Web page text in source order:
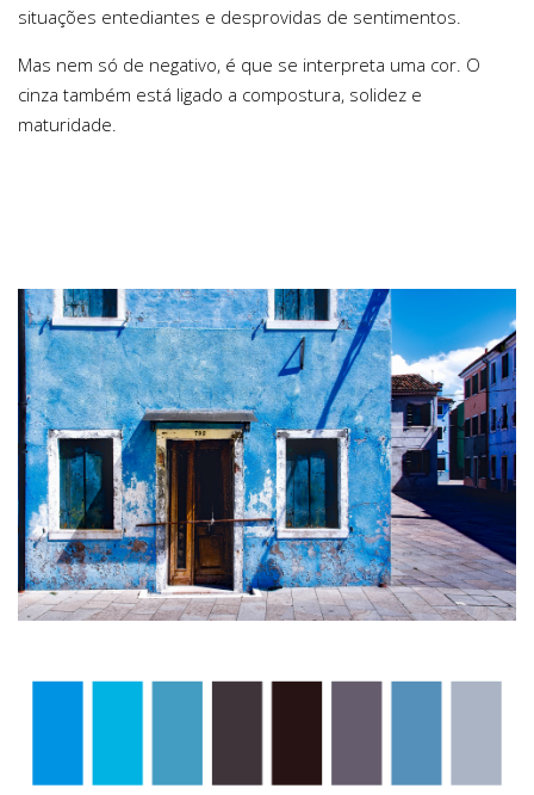
situações entediantes e desprovidas de sentimentos.
Mas nem só de negativo, é que se interpreta uma cor. O
cinza também está ligado a compostura, solidez e
maturidade.